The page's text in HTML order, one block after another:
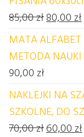
85,00zł80,00 zł
MATA
METODA NAUKI
90,00 zł
NAKLEJKI NA
SZKOLNE, DO
70,00zł60,00 zł